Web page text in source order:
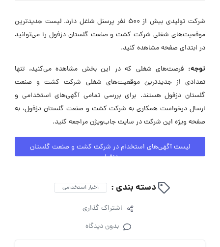
شرکت تولیدی بیش از 500 نفر پرسنل شاغل دارد. لیست جدیدترین
موقعیت‌های شغلی شرکت کشت و صنعت گلستان دزفول را می‌توانید
در ابتدای صفحه مشاهده کنید.
توجه: فرصت‌های شغلی که در این بخش مشاهده می‌کنید، تنها
تعدادی از جدیدترین موقعیت‌های شغلی شرکت کشت و صنعت
گلستان دزفول هستند. برای بررسی تمامی آگهی‌های استخدامی و
ارسال درخواست همکاری به شرکت کشت و صنعت گلستان دزفول، به
صفحه ویژه این شرکت در سایت جاب‌ویژن مراجعه کنید.
لیست آگهی‌های استخدام در شرکت کشت و صنعت گلستان
دزفول
دسته بندی : اخبار استخدامی
اشتراک گذاری
بدون دیدگاه